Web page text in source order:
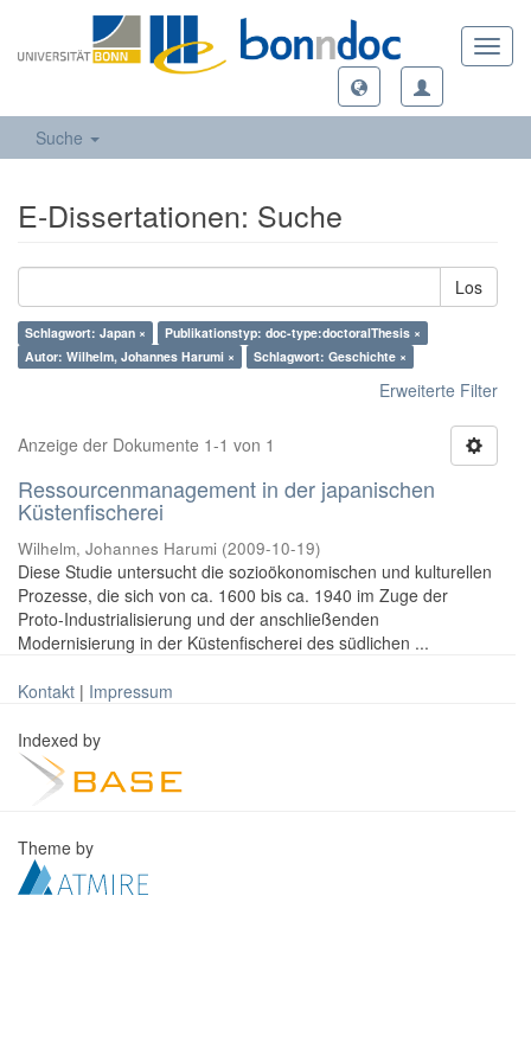
Suche
E-Dissertationen: Suche
Los
Schlagwort: Japan ×
Publikationstyp: doc-type:doctoralThesis ×
Autor: Wilhelm, Johannes Harumi ×
Schlagwort: Geschichte ×
Erweiterte Filter
Anzeige der Dokumente 1-1 von 1
Ressourcenmanagement in der japanischen
Küstenfischerei
Wilhelm, Johannes Harumi (2009-10-19)
Diese Studie untersucht die sozioökonomischen und kulturellen
Prozesse, die sich von ca. 1600 bis ca. 1940 im Zuge der
Proto-Industrialisierung und der anschließenden
Modernisierung in der Küstenfischerei des südlichen ...
Kontakt | Impressum
Indexed by
Theme by